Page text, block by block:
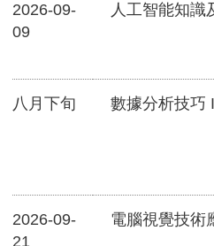
2026-09-
09
人工智能知識
八月下旬 數據分析技巧
2026-09-
21
電腦視覺技術